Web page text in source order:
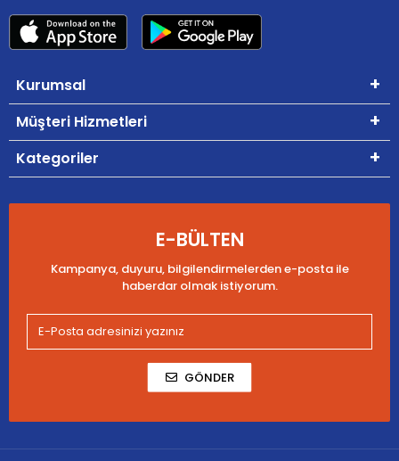
Kurumsal
Müşteri Hizmetleri
Kategoriler
E-BÜLTEN
Kampanya, duyuru, bilgilendirmelerden e-posta ile
haberdar olmak istiyorum.
GÖNDER